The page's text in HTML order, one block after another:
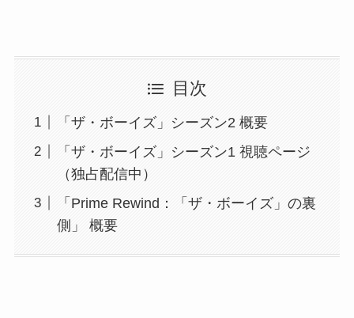
目次
「ザ・ボーイズ」シーズン2 概要
「ザ・ボーイズ」シーズン1 視聴ページ
（独占配信中）
「Prime Rewind：「ザ・ボーイズ」の裏
側」 概要